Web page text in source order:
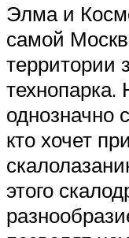
Элма и
самой
территории
технопарка.
однозначно
кто хочет
этого